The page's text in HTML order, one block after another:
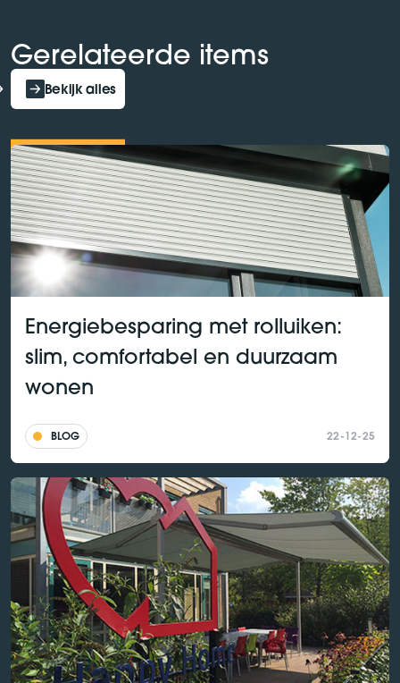
Gerelateerde items
Bekijk alles
Energiebesparing met rolluiken:
slim, comfortabel en duurzaam
wonen
BLOG 22-12-25